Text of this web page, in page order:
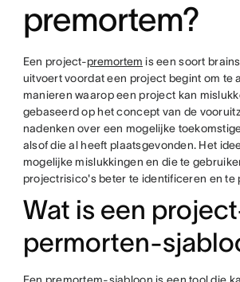
premortem?
Een project-premortem is een soort
uitvoert voordat een project begint om te
manieren waarop een project kan
gebaseerd op het concept van de
nadenken over een mogelijke
alsof die al heeft plaatsgevonden. Het
mogelijke mislukkingen en die te
projectrisico's beter te identificeren en te
Wat is een
permorten-